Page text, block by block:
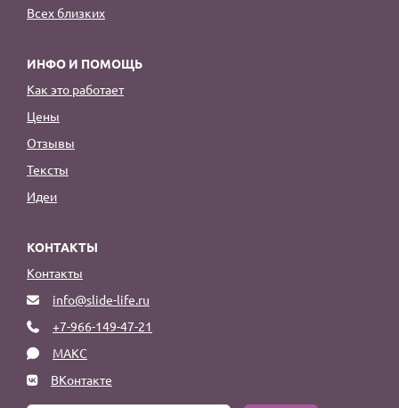
Всех близких
ИНФО И ПОМОЩЬ
Как это работает
Цены
Отзывы
Тексты
Идеи
КОНТАКТЫ
Контакты
info@slide-life.ru
+7-966-149-47-21
МАКС
ВКонтакте